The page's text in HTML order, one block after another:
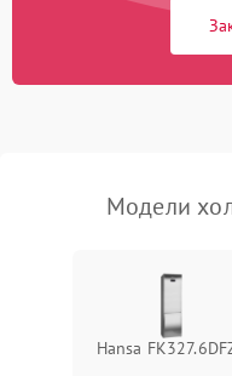
Сбой в работе инвертора
работе
Модели
Hansa